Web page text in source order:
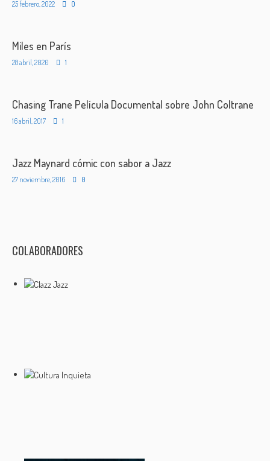
25 febrero, 2022 0
Miles en París
28 abril, 2020 1
Chasing Trane Película Documental sobre John Coltrane
16 abril, 2017 1
Jazz Maynard cómic con sabor a Jazz
27 noviembre, 2016 0
COLABORADORES